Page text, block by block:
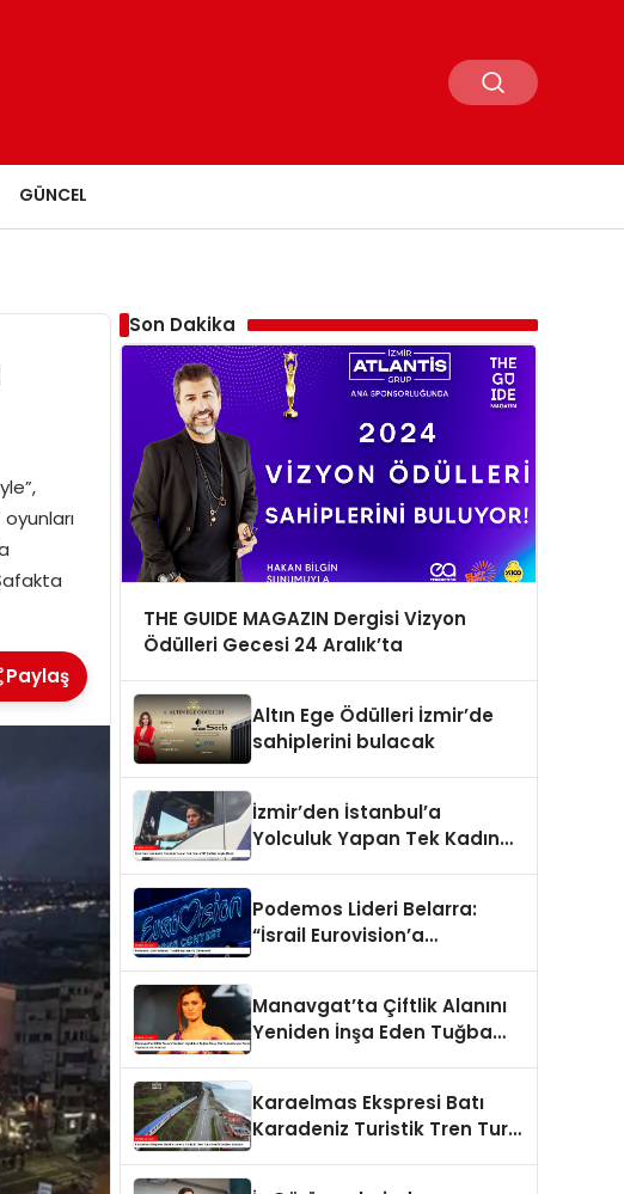
GÜNCEL
Paylaş
Son Dakika
THE GUIDE MAGAZIN Dergisi Vizyon
Ödülleri Gecesi 24 Aralık’ta
Altın Ege Ödülleri İzmir’de
sahiplerini bulacak
İzmir’den İstanbul’a
Yolculuk Yapan Tek Kadın
Podemos Lideri Belarra:
“İsrail Eurovision’a
Manavgat’ta Çiftlik Alanını
Yeniden İnşa Eden Tuğba
Karaelmas Ekspresi Batı
Karadeniz Turistik Tren Turu